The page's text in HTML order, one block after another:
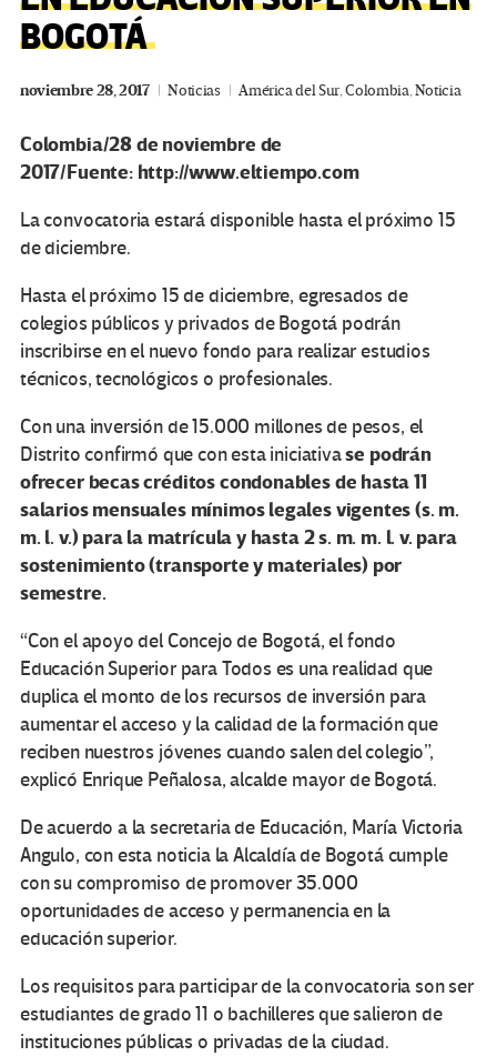
BOGOTÁ
noviembre 28, 2017 Noticias América del Sur,Colombia,Noticia
Colombia/28 de noviembre de
2017/Fuente: http://www.eltiempo.com
La convocatoria estará disponible hasta el próximo 15
de diciembre.
Hasta el próximo 15 de diciembre, egresados de
colegios públicos y privados de Bogotá podrán
inscribirse en el nuevo fondo para realizar estudios
técnicos, tecnológicos o profesionales.
Con una inversión de 15.000 millones de pesos, el
Distrito confirmó que con esta iniciativase podrán
ofrecer becas créditos condonables de hasta 11
salarios mensuales mínimos legales vigentes (s. m.
m. l. v.) para la matrícula y hasta 2 s. m. m. l. v. para
sostenimiento (transporte y materiales) por
semestre.
“Con el apoyo del Concejo de Bogotá, el fondo
Educación Superior para Todos es una realidad que
duplica el monto de los recursos de inversión para
aumentar el acceso y la calidad de la formación que
reciben nuestros jóvenes cuando salen del colegio”,
explicó Enrique Peñalosa, alcalde mayor de Bogotá.
De acuerdo a la secretaria de Educación, María Victoria
Angulo, con esta noticia la Alcaldía de Bogotá cumple
con su compromiso de promover 35.000
oportunidades de acceso y permanencia en la
educación superior.
Los requisitos para participar de la convocatoria son ser
estudiantes de grado 11 o bachilleres que salieron de
instituciones públicas o privadas de la ciudad.